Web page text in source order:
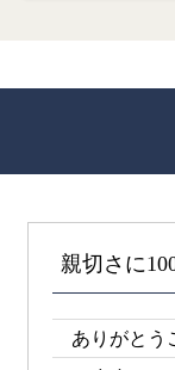
時間をかけ
くれる